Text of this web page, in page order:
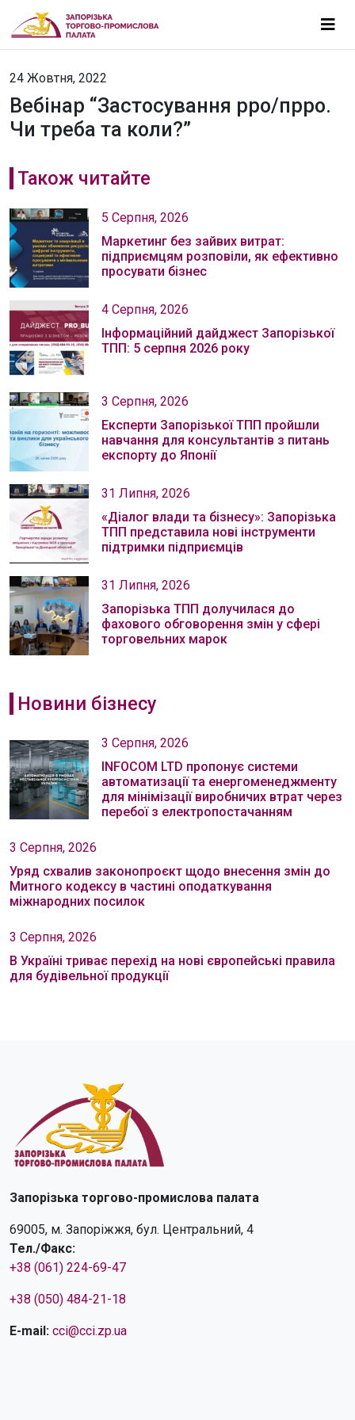
24 Жовтня, 2022
Вебінар “Застосування рро/прро.
Чи треба та коли?”
Також читайте
5 Серпня, 2026
Маркетинг без зайвих витрат:
підприємцям розповіли, як ефективно
просувати бізнес
4 Серпня, 2026
Інформаційний дайджест Запорізької
ТПП: 5 серпня 2026 року
3 Серпня, 2026
Експерти Запорізької ТПП пройшли
навчання для консультантів з питань
експорту до Японії
31 Липня, 2026
«Діалог влади та бізнесу»: Запорізька
ТПП представила нові інструменти
підтримки підприємців
31 Липня, 2026
Запорізька ТПП долучилася до
фахового обговорення змін у сфері
торговельних марок
Новини бізнесу
3 Серпня, 2026
INFOCOM LTD пропонує системи
автоматизації та енергоменеджменту
для мінімізації виробничих втрат через
перебої з електропостачанням
3 Серпня, 2026
Уряд схвалив законопроєкт щодо внесення змін до
Митного кодексу в частині оподаткування
міжнародних посилок
3 Серпня, 2026
В Україні триває перехід на нові європейські правила
для будівельної продукції
Запорізька торгово-промислова палата
69005, м. Запоріжжя, бул. Центральний, 4
Тел./Факс:
+38 (061) 224-69-47
+38 (050) 484-21-18
E-mail: cci@cci.zp.ua